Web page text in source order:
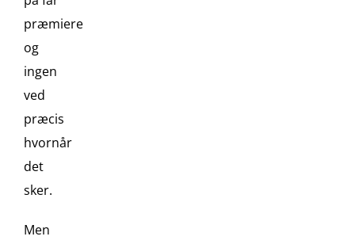
præmiere
og
ingen
ved
præcis
hvornår
det
sker.
Men